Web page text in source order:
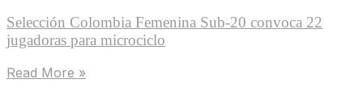
Selección Colombia Femenina Sub-20 convoca 22
jugadoras para microciclo
Read More »